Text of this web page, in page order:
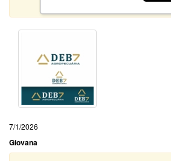
7/1/2026
Giovana